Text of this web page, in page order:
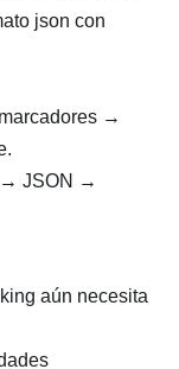
json con
→
→ JSON →
aún necesita